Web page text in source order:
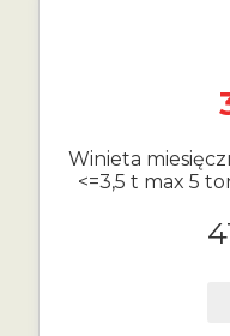
Winieta
<=3,5 t max 5